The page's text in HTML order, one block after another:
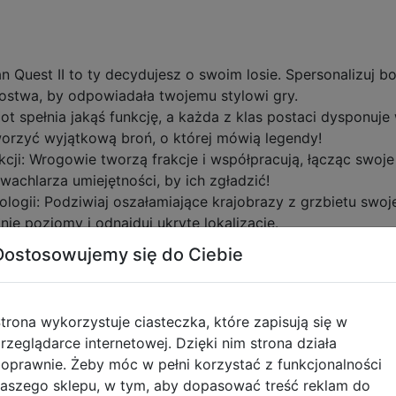
Quest II to ty decydujesz o swoim losie. Spersonalizuj
by odpowiadała twojemu stylowi gry.
spełnia jakąś funkcję, a każda z klas postaci
wyjątkową broń, o której mówią legendy!
Wrogowie tworzą frakcje i współpracują, łącząc
umiejętności, by ich zgładzić!
Podziwiaj oszałamiające krajobrazy z grzbietu
poziomy i odnajduj ukryte lokalizacje.
zgodności
się do Ciebie
wykorzystuje ciasteczka, które zapisują się w
internetowej. Dzięki nim strona działa
Żeby móc w pełni korzystać z funkcjonalności
sklepu, w tym, aby dopasować treść reklam do